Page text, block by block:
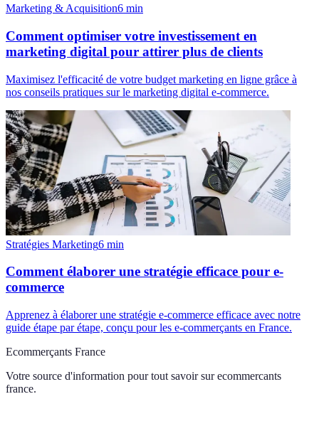
Marketing & Acquisition6 min
Comment optimiser votre investissement en
marketing digital pour attirer plus de clients
Maximisez l'efficacité de votre budget marketing en ligne grâce à
nos conseils pratiques sur le marketing digital e-commerce.
Stratégies Marketing6 min
Comment élaborer une stratégie efficace pour e-
commerce
Apprenez à élaborer une stratégie e-commerce efficace avec notre
guide étape par étape, conçu pour les e-commerçants en France.
Ecommerçants France
Votre source d'information pour tout savoir sur ecommercants
france.